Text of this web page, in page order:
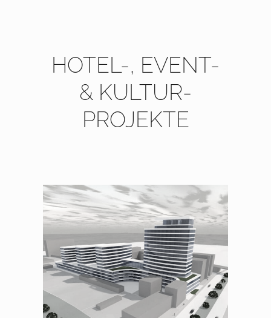
HOTEL-, EVENT-
& KULTUR-
PROJEKTE
NEUBAU EINES
GEWERBEPARKS IN BERLIN